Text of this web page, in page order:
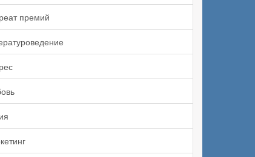
премий